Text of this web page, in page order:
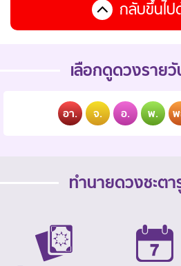
กลับขึ้นไป
เลือกดูดวงราย
อา. จ. อ. พ. พ
ทำนายดวงชะต